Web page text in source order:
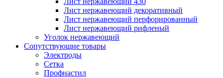
Лист нержавеющий декоративный
Лист нержавеющий перфорированный
Лист нержавеющий рифленый
Уголок нержавеющий
Cопутствующие товары
Электроды
Сетка
Профнастил